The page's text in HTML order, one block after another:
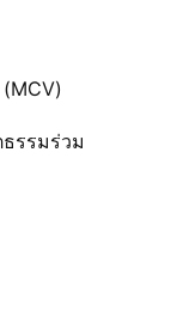
รรมร่วม